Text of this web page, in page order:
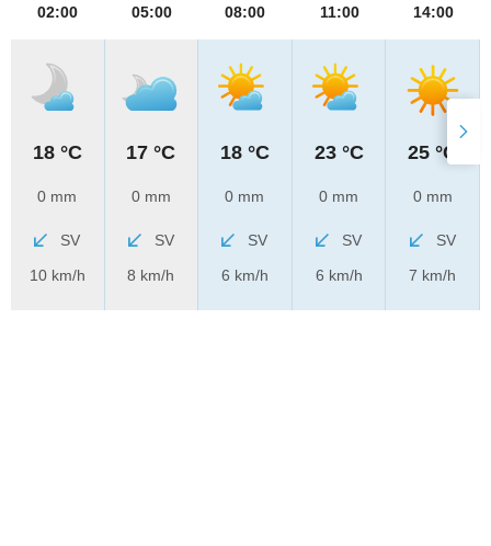
02:00
18 °C
0 mm
SV
10 km/h
05:00
17 °C
0 mm
SV
8 km/h
08:00
18 °C
0 mm
SV
6 km/h
11:00
23 °C
0 mm
SV
6 km/h
14:00
25 °C
0 mm
SV
7 km/h